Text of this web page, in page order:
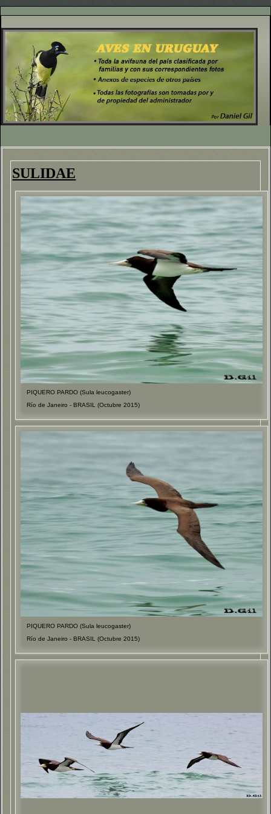
SULIDAE
PIQUERO PARDO (Sula leucogaster)
Río de Janeiro - BRASIL (Octubre 2015)
PIQUERO PARDO (Sula leucogaster)
Río de Janeiro - BRASIL (Octubre 2015)